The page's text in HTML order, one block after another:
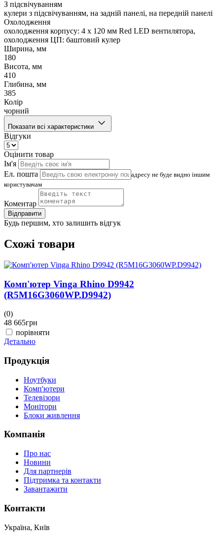
З підсвічуванням
кулери з підсвічуванням, на задній панелі, на передній панелі
Охолодження
охолодження корпусу: 4 x 120 мм Red LED вентилятора,
охолодження ЦП: баштовий кулер
Ширина, мм
180
Висота, мм
410
Глибина, мм
385
Колір
чорний
Показати всі характеристики
Відгуки
Оцінити товар
Ім'я
Ел. пошта
адресу не буде видно іншим
користувачам
Коментар
Відправити
Будь першим, хто залишить відгук
Схожі товари
Комп'ютер Vinga Rhino D9942
(R5M16G3060WP.D9942)
(0)
48 665грн
порівняти
Детально
Продукція
Ноутбуки
Комп'ютери
Телевізори
Монітори
Блоки живлення
Компанія
Про нас
Новини
Для партнерів
Підтримка та контакти
Завантажити
Контакти
Україна, Київ